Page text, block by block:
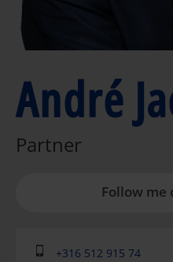
André
Partner
Follow me
+316 512 915 74